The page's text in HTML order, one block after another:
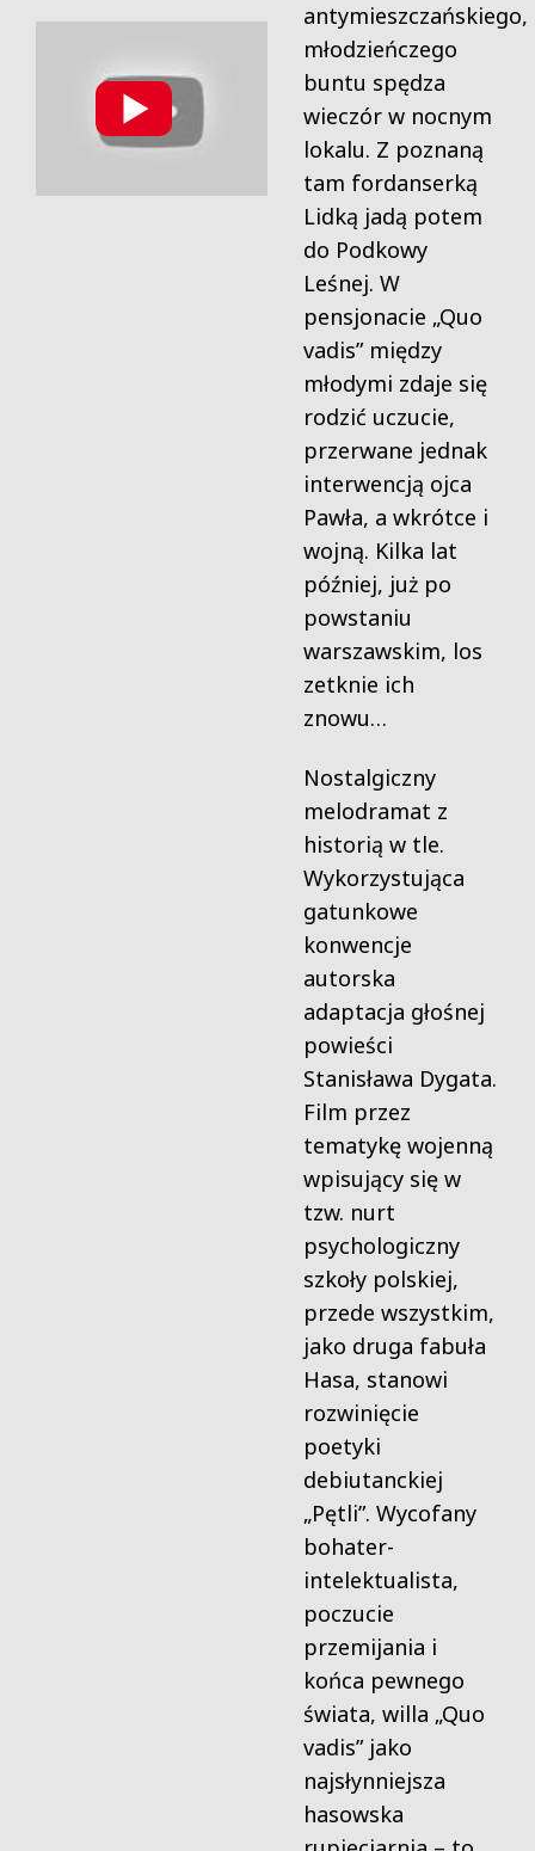
antymieszczańskiego,
młodzieńczego
buntu spędza
wieczór w nocnym
lokalu. Z poznaną
tam fordanserką
Lidką jadą potem
do Podkowy
Leśnej. W
pensjonacie „Quo
vadis” między
młodymi zdaje się
rodzić uczucie,
przerwane jednak
interwencją ojca
Pawła, a wkrótce i
wojną. Kilka lat
później, już po
powstaniu
warszawskim, los
zetknie ich
znowu…
Nostalgiczny
melodramat z
historią w tle.
Wykorzystująca
gatunkowe
konwencje
autorska
adaptacja głośnej
powieści
Stanisława Dygata.
Film przez
tematykę wojenną
wpisujący się w
tzw. nurt
psychologiczny
szkoły polskiej,
przede wszystkim,
jako druga fabuła
Hasa, stanowi
rozwinięcie
poetyki
debiutanckiej
„Pętli”. Wycofany
bohater-
intelektualista,
poczucie
przemijania i
końca pewnego
świata, willa „Quo
vadis” jako
najsłynniejsza
hasowska